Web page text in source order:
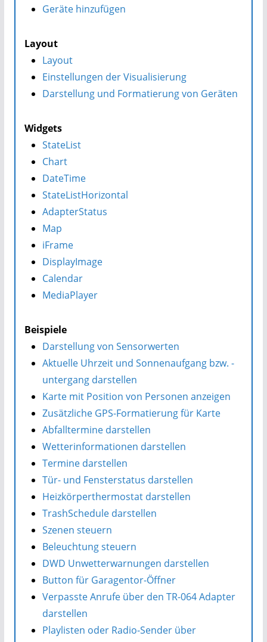
Geräte hinzufügen
Layout
Layout
Einstellungen der Visualisierung
Darstellung und Formatierung von Geräten
Widgets
StateList
Chart
DateTime
StateListHorizontal
AdapterStatus
Map
iFrame
DisplayImage
Calendar
MediaPlayer
Beispiele
Darstellung von Sensorwerten
Aktuelle Uhrzeit und Sonnenaufgang bzw. -
untergang darstellen
Karte mit Position von Personen anzeigen
Zusätzliche GPS-Formatierung für Karte
Abfalltermine darstellen
Wetterinformationen darstellen
Termine darstellen
Tür- und Fensterstatus darstellen
Heizkörperthermostat darstellen
TrashSchedule darstellen
Szenen steuern
Beleuchtung steuern
DWD Unwetterwarnungen darstellen
Button für Garagentor-Öffner
Verpasste Anrufe über den TR-064 Adapter
darstellen
Playlisten oder Radio-Sender über